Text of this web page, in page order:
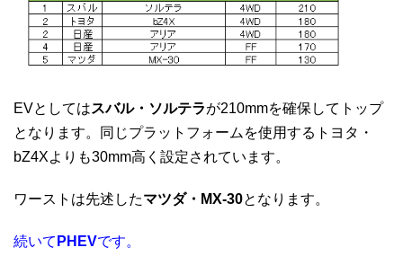
EVとしてはスバル・ソルテラが210mmを確保してトップ
となります。同じプラットフォームを使用するトヨタ・
bZ4Xよりも30mm高く設定されています。
ワーストは先述したマツダ・MX-30となります。
続いて PHEVです。